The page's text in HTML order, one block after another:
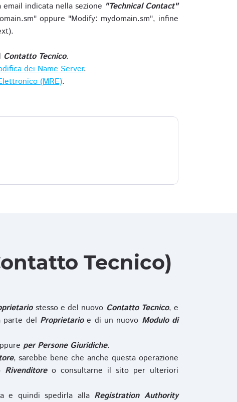
indicata nella sezione "Technical Contact"
oppure "Modify: mydomain.sm", infine
Contatto Tecnico.
dei Name Server.
(MRE).
Tecnico)
stesso e del nuovo Contatto Tecnico, e
del Proprietarioe di un nuovo Modulo di
per Persone Giuridiche.
, sarebbe bene che anche questa operazione
Rivenditoreo consultarne il sito per ulteriori
e quindi spedirla alla Registration Authority